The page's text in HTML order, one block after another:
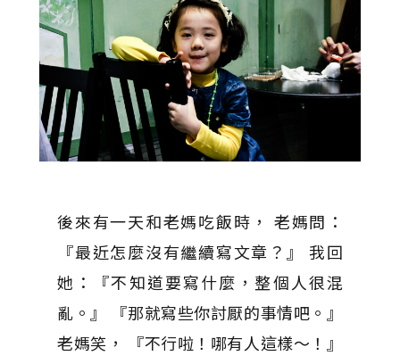
後來有一天和老媽吃飯時， 老媽問：
『最近怎麼沒有繼續寫文章？』 我回
她：『不知道要寫什麼，整個人很混
亂。』 『那就寫些你討厭的事情吧。』
老媽笑， 『不行啦！哪有人這樣～！』